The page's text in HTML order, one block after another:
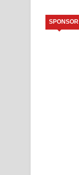
SPONSOR